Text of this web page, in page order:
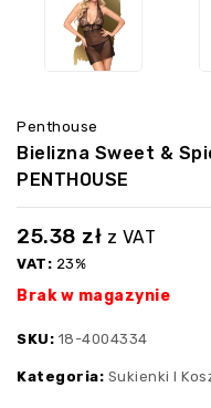
Penthouse
Bielizna Sweet &
PENTHOUSE
25.38 zł z VAT
VAT: 23%
Brak w magazynie
SKU: 18-4004334
Kategoria: Sukienki I